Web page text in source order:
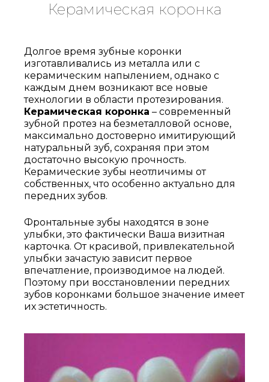
Керамическая коронка
Долгое время зубные коронки
изготавливались из металла или с
керамическим напылением, однако с
каждым днем возникают все новые
технологии в области протезирования.
Керамическая коронка – современный
зубной протез на безметалловой основе,
максимально достоверно имитирующий
натуральный зуб, сохраняя при этом
достаточно высокую прочность.
Керамические зубы неотличимы от
собственных, что особенно актуально для
передних зубов.
Фронтальные зубы находятся в зоне
улыбки, это фактически Ваша визитная
карточка. От красивой, привлекательной
улыбки зачастую зависит первое
впечатление, производимое на людей.
Поэтому при восстановлении передних
зубов коронками большое значение имеет
их эстетичность.